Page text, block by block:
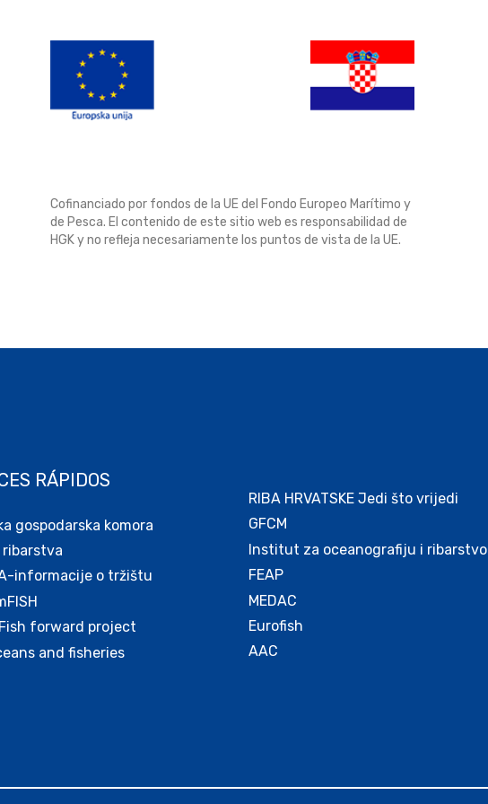
Cofinanciado por fondos de la UE del Fondo Europeo Marítimo y
de Pesca. El contenido de este sitio web es responsabilidad de
HGK y no refleja necesariamente los puntos de vista de la UE.
RÁPIDOS
gospodarska komora
ribarstva
informacije o tržištu
Fish forward project
and fisheries
RIBA HRVATSKE Jedi što vrijedi
GFCM
Institut za oceanografiju i ribarstvo
FEAP
MEDAC
Eurofish
AAC